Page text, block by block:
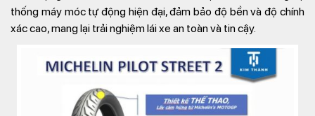
thống máy móc tự động hiện đại, đảm bảo độ bền và độ chính
xác cao, mang lại trải nghiệm lái xe an toàn và tin cậy.